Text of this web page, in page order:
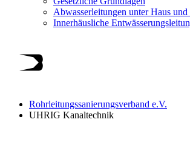
Abwasserleitungen unter Haus
Innerhäusliche
Rohrleitungssanierungsverband e.V.
UHRIG Kanaltechnik